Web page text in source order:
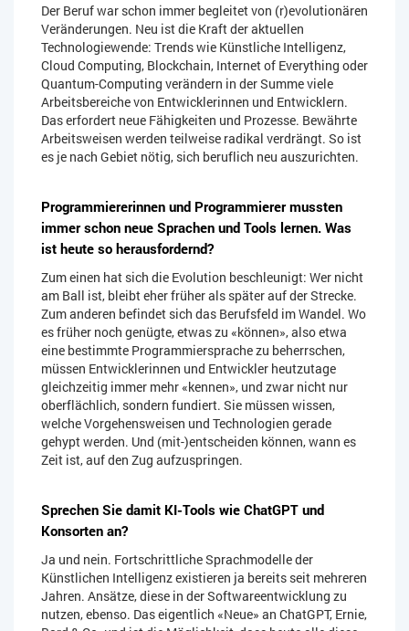
Der Beruf war schon immer begleitet von (r)evolutionären
Veränderungen. Neu ist die Kraft der aktuellen
Technologiewende: Trends wie Künstliche Intelligenz,
Cloud Computing, Blockchain, Internet of Everything oder
Quantum-Computing verändern in der Summe viele
Arbeitsbereiche von Entwicklerinnen und Entwicklern.
Das erfordert neue Fähigkeiten und Prozesse. Bewährte
Arbeitsweisen werden teilweise radikal verdrängt. So ist
es je nach Gebiet nötig, sich beruflich neu auszurichten.
Programmiererinnen und Programmierer mussten
immer schon neue Sprachen und Tools lernen. Was
ist heute so herausfordernd?
Zum einen hat sich die Evolution beschleunigt: Wer nicht
am Ball ist, bleibt eher früher als später auf der Strecke.
Zum anderen befindet sich das Berufsfeld im Wandel. Wo
es früher noch genügte, etwas zu «können», also etwa
eine bestimmte Programmiersprache zu beherrschen,
müssen Entwicklerinnen und Entwickler heutzutage
gleichzeitig immer mehr «kennen», und zwar nicht nur
oberflächlich, sondern fundiert. Sie müssen wissen,
welche Vorgehensweisen und Technologien gerade
gehypt werden. Und (mit-)entscheiden können, wann es
Zeit ist, auf den Zug aufzuspringen.
Sprechen Sie damit KI-Tools wie ChatGPT und
Konsorten an?
Ja und nein. Fortschrittliche Sprachmodelle der
Künstlichen Intelligenz existieren ja bereits seit mehreren
Jahren. Ansätze, diese in der Softwareentwicklung zu
nutzen, ebenso. Das eigentlich «Neue» an ChatGPT, Ernie,